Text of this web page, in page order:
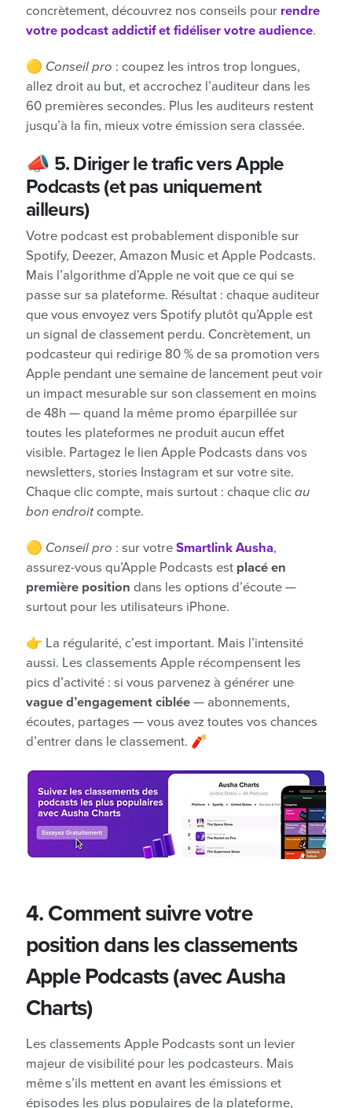
concrètement, découvrez nos conseils pour rendre
votre podcast addictif et fidéliser votre audience.
🟡 Conseil pro : coupez les intros trop longues,
allez droit au but, et accrochez l’auditeur dans les
60 premières secondes. Plus les auditeurs restent
jusqu’à la fin, mieux votre émission sera classée.
📣 5. Diriger le trafic vers Apple
Podcasts (et pas uniquement
ailleurs)
Votre podcast est probablement disponible sur
Spotify, Deezer, Amazon Music et Apple Podcasts.
Mais l’algorithme d’Apple ne voit que ce qui se
passe sur sa plateforme. Résultat : chaque auditeur
que vous envoyez vers Spotify plutôt qu’Apple est
un signal de classement perdu. Concrètement, un
podcasteur qui redirige 80 % de sa promotion vers
Apple pendant une semaine de lancement peut voir
un impact mesurable sur son classement en moins
de 48h — quand la même promo éparpillée sur
toutes les plateformes ne produit aucun effet
visible. Partagez le lien Apple Podcasts dans vos
newsletters, stories Instagram et sur votre site.
Chaque clic compte, mais surtout : chaque clic au
bon endroitcompte.
🟡 Conseil pro : sur votre Smartlink Ausha,
assurez-vous qu’Apple Podcasts est placé en
première position dans les options d’écoute —
surtout pour les utilisateurs iPhone.
👉 La régularité, c’est important. Mais l’intensité
aussi. Les classements Apple récompensent les
pics d’activité : si vous parvenez à générer une
vague d’engagement ciblée — abonnements,
écoutes, partages — vous avez toutes vos chances
d’entrer dans le classement. 🧨
4. Comment suivre votre
position dans les classements
Apple Podcasts (avec Ausha
Charts)
Les classements Apple Podcasts sont un levier
majeur de visibilité pour les podcasteurs. Mais
même s’ils mettent en avant les émissions et
épisodes les plus populaires de la plateforme,